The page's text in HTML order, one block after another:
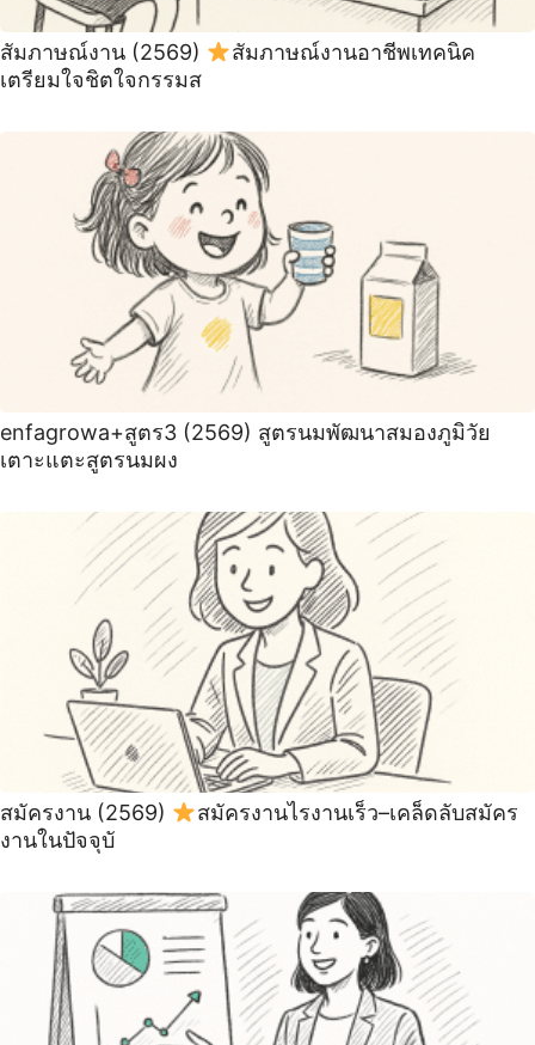
สัมภาษณ์งาน (2569)
สัมภาษณ์งานอาชีพเทคนิค
เตรียมใจชิตใจกรรมส
enfagrowa+สูตร3 (2569) สูตรนมพัฒนาสมองภูมิวัย
เตาะแตะสูตรนมผง
สมัครงาน (2569)
สมัครงานไรงานเร็ว–เคล็ดลับสมัคร
งานในปัจจุบั